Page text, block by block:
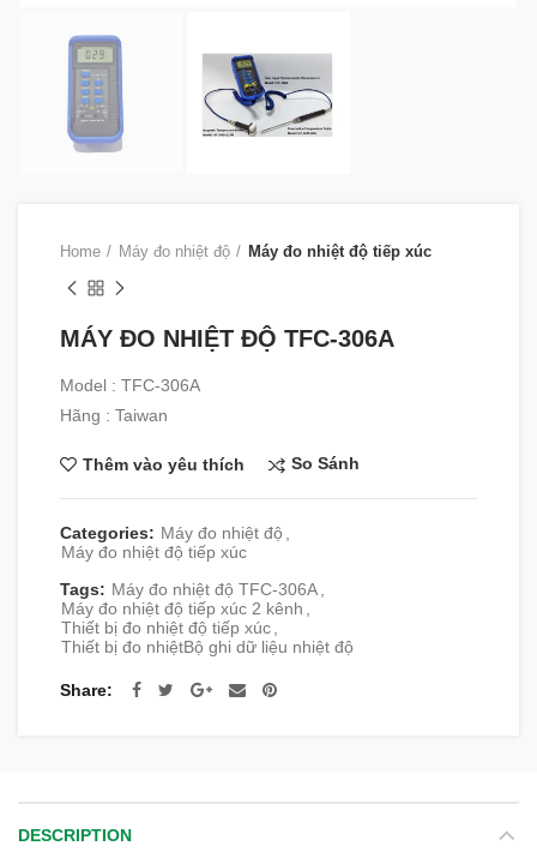
Home Máy đo nhiệt độ Máy đo nhiệt độ tiếp xúc
MÁY ĐO NHIỆT ĐỘ TFC-306A
Model : TFC-306A
Hãng : Taiwan
Thêm vào yêu thích So Sánh
Categories: Máy đo nhiệt độ
Máy đo nhiệt độ tiếp xúc
Tags: Máy đo nhiệt độ TFC-306A
Máy đo nhiệt độ tiếp xúc 2 kênh
Thiết bị đo nhiệt độ tiếp xúc
Thiết bị đo nhiệtBộ ghi dữ liệu nhiệt độ
Share
DESCRIPTION